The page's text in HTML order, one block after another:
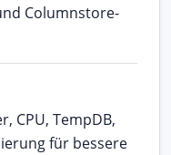
Columnstore-
CPU, TempDB,
für bessere